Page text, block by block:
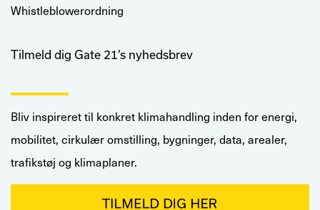
Whistleblowerordning
Tilmeld dig Gate 21’s nyhedsbrev
Bliv inspireret til konkret klimahandling inden for energi,
mobilitet, cirkulær omstilling, bygninger, data, arealer,
trafikstøj og klimaplaner.